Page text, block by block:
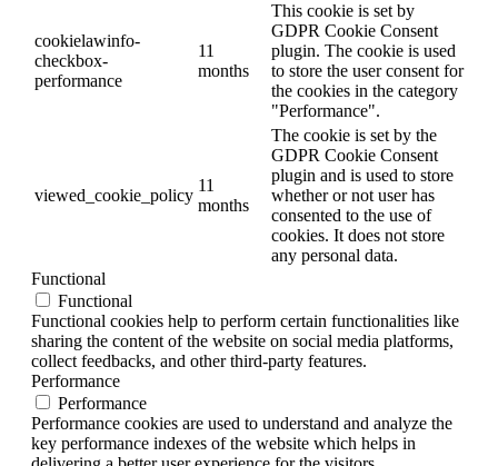
cookielawinfo-
checkbox-
performance
11
months
This cookie is set by
GDPR Cookie Consent
plugin. The cookie is used
to store the user consent for
the cookies in the category
"Performance".
viewed_cookie_policy
11
months
The cookie is set by the
GDPR Cookie Consent
plugin and is used to store
whether or not user has
consented to the use of
cookies. It does not store
any personal data.
Functional
Functional
Functional cookies help to perform certain functionalities like
sharing the content of the website on social media platforms,
collect feedbacks, and other third-party features.
Performance
Performance
Performance cookies are used to understand and analyze the
key performance indexes of the website which helps in